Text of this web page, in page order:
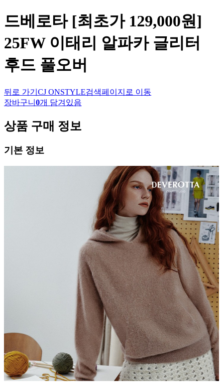
드베로타[최초가 129,000원]
25FW 이태리 알파카 글리터
후드 풀오버
뒤로 가기 CJ ONSTYLE검색페이지로 이동
장바구니 0개 담겨있음
상품 구매 정보
기본 정보